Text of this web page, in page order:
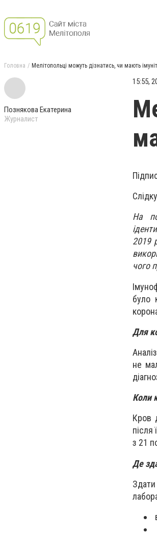
Головна Мелітопольці можуть дізнатись, чи мають
Познякова Екатерина
Журналист
15:55,
На
2019
чого
було
Для
не
Коли
Кров
після
з 21
Де